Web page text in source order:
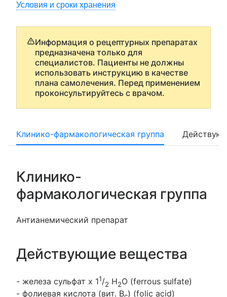
Условия и сроки хранения
Информация о рецептурных препаратах
предназначена только для
специалистов. Пациенты не должны
использовать инструкцию в качестве
плана самолечения. Перед применением
проконсультируйтесь с врачом.
Клинико-фармакологическая группа
Клинико-
фармакологическая группа
Антианемический препарат
Действующие вещества
- железа сульфат х 11/2 H2O (ferrous sulfate)
- фолиевая кислота (вит. B ) (folic acid)